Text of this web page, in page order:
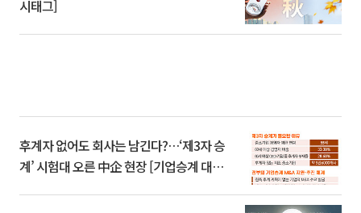
시태그]
후계자 없어도 회사는 남긴다?…‘제3자 승
계’ 시험대 오른 中企 현장 [기업승계 대전